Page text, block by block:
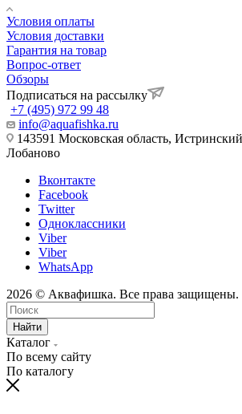
Условия оплаты
Условия доставки
Гарантия на товар
Вопрос-ответ
Обзоры
Подписаться на рассылку
+7 (495) 972 99 48
info@aquafishka.ru
143591 Московская область,
Лобаново
Вконтакте
Facebook
Twitter
Одноклассники
Viber
Viber
WhatsApp
2026 © Аквафишка. Все права защищены.
Найти
Каталог
По всему сайту
По каталогу